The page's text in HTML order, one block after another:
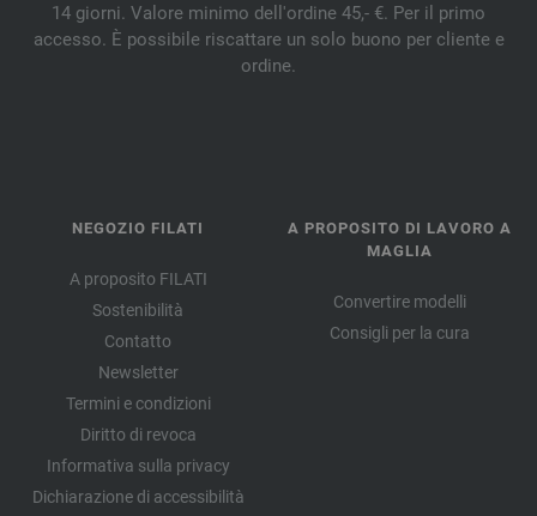
14 giorni. Valore minimo dell'ordine 45,- €. Per il primo
accesso. È possibile riscattare un solo buono per cliente e
ordine.
NEGOZIO FILATI
A proposito FILATI
Sostenibilità
Contatto
Newsletter
Termini e condizioni
Diritto di revoca
Informativa sulla privacy
Dichiarazione di accessibilità
A PROPOSITO DI LAVORO A
MAGLIA
Convertire modelli
Consigli per la cura